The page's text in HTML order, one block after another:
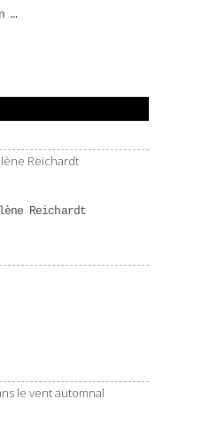
…
Reichardt